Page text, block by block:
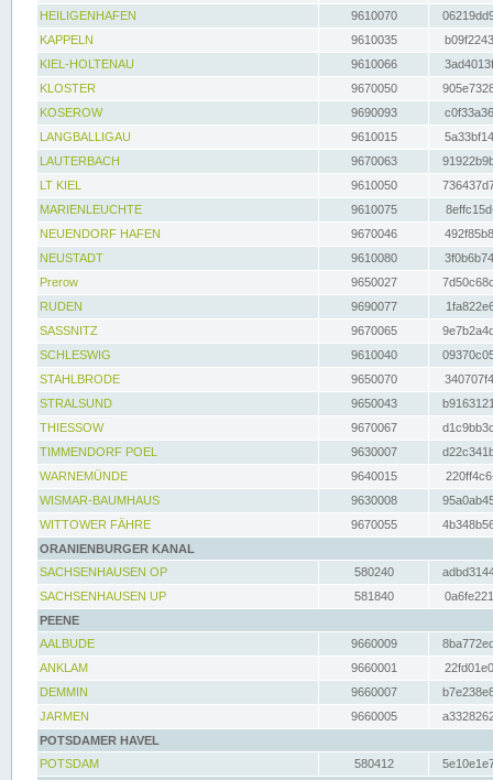
HEILIGENHAFEN
9610070
KAPPELN
9610035
KIEL-HOLTENAU
9610066
KLOSTER
9670050
KOSEROW
9690093
LANGBALLIGAU
9610015
LAUTERBACH
9670063
LT KIEL
9610050
MARIENLEUCHTE
9610075
NEUENDORF HAFEN
9670046
NEUSTADT
9610080
Prerow
9650027
RUDEN
9690077
SASSNITZ
9670065
SCHLESWIG
9610040
STAHLBRODE
9650070
STRALSUND
9650043
THIESSOW
9670067
TIMMENDORF POEL
9630007
WARNEMÜNDE
9640015
WISMAR-BAUMHAUS
9630008
WITTOWER FÄHRE
9670055
ORANIENBURGER KANAL
SACHSENHAUSEN OP
580240
SACHSENHAUSEN UP
581840
PEENE
AALBUDE
9660009
ANKLAM
9660001
DEMMIN
9660007
JARMEN
9660005
POTSDAMER HAVEL
POTSDAM
580412